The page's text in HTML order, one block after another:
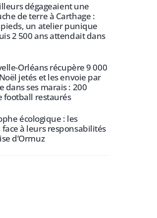
dégageaient une
de terre à Carthage :
un atelier punique
2 500 ans attendait dans
Orléans récupère 9 000
jetés et les envoie par
dans ses marais : 200
football restaurés
écologique : les
à leurs responsabilités
d’Ormuz